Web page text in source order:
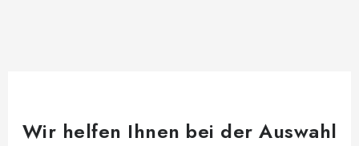
Wir helfen Ihnen bei der Auswahl